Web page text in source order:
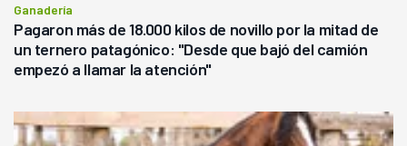
Ganadería
Pagaron más de 18.000 kilos de novillo por la mitad de
un ternero patagónico: "Desde que bajó del camión
empezó a llamar la atención"